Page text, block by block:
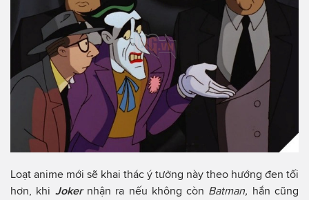
Loạt anime mới sẽ khai thác ý tưởng này theo hướng đen tối
hơn, khi Jokernhận ra nếu không còn Batman, hắn cũng